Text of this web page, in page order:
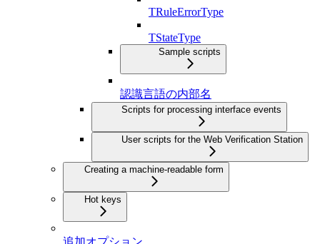
TRuleErrorType
TStateType
Sample scripts
認識言語の内部名
Scripts for processing interface events
User scripts for the Web Verification Station
Creating a machine-readable form
Hot keys